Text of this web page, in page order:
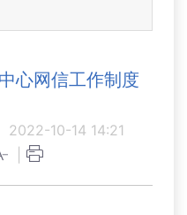
心网信工作制度
2022-10-14 14:21